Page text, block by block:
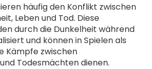
häufig den Konflikt zwischen
Leben und Tod. Diese
durch die Dunkelheit während
und können in Spielen als
Kämpfe zwischen
Todesmächten dienen.